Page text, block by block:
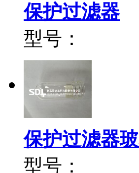
保护过滤器
型号：
保护过滤器
型号：